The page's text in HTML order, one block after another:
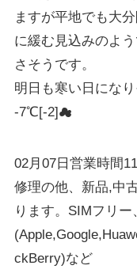
ますが平地でも大
に緩む見込みのよ
さそうです。
明日も寒い日にな
-7℃[-2]☁
02月07日営業時間
修理の他、新品,中
ります。SIMフリー
ckBerry)など